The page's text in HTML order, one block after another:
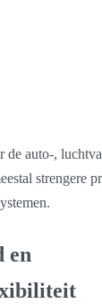
de auto-,
strengere
en